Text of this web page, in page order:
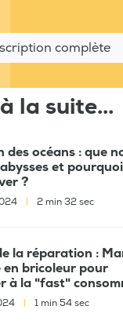
complète
la suite...
des océans : que
et
?
2 min 32 sec
la réparation :
en bricoleur pour
à la "fast"
1 min 54 sec